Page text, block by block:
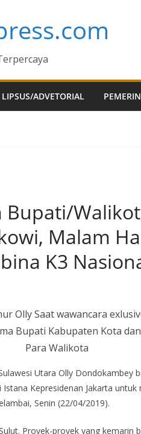
LIPSUS/ADVETORIAL
Malam
K3
Olly Saat wawancara
Bupati Kabupaten Kota dan
Para Walikota
Utara Olly Dondokambey
Kepresidenan Jakarta
Senin (22/04/2019).
Proyek-proyek yang kemarin